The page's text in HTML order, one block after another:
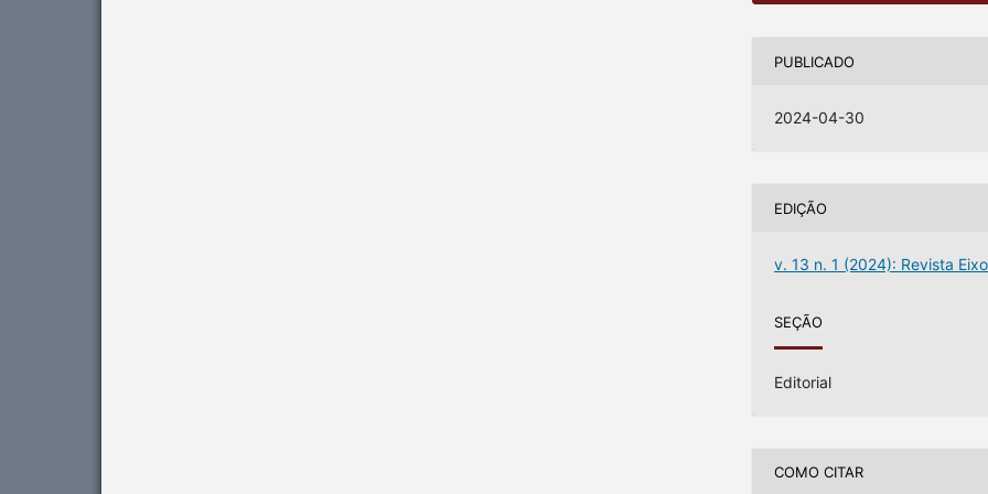
PUBLICADO
2024-04-30
EDIÇÃO
v. 13 n. 1 (2024): Revista Eixo
SEÇÃO
Editorial
COMO CITAR